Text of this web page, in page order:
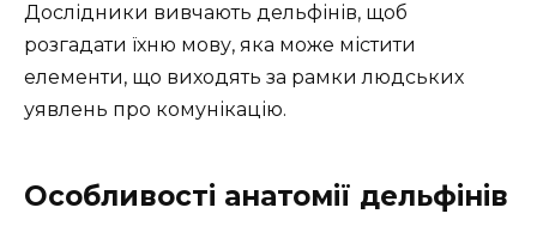
Дослідники вивчають дельфінів, щоб
розгадати їхню мову, яка може містити
елементи, що виходять за рамки людських
уявлень про комунікацію.
Особливості анатомії дельфінів